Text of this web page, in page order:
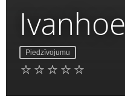
Ivanhoe
Piedzīvojumu